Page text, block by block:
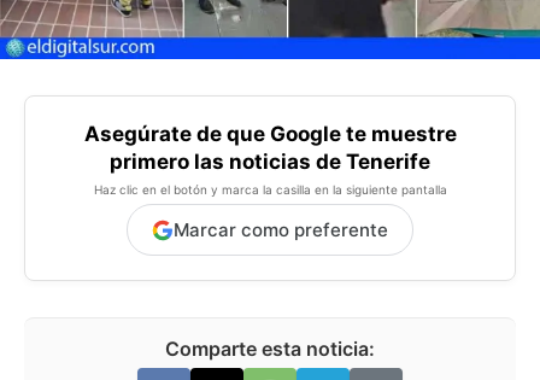
Asegúrate de que Google te muestre
primero las noticias de Tenerife
Haz clic en el botón y marca la casilla en la siguiente pantalla
Marcar como preferente
Comparte esta noticia: